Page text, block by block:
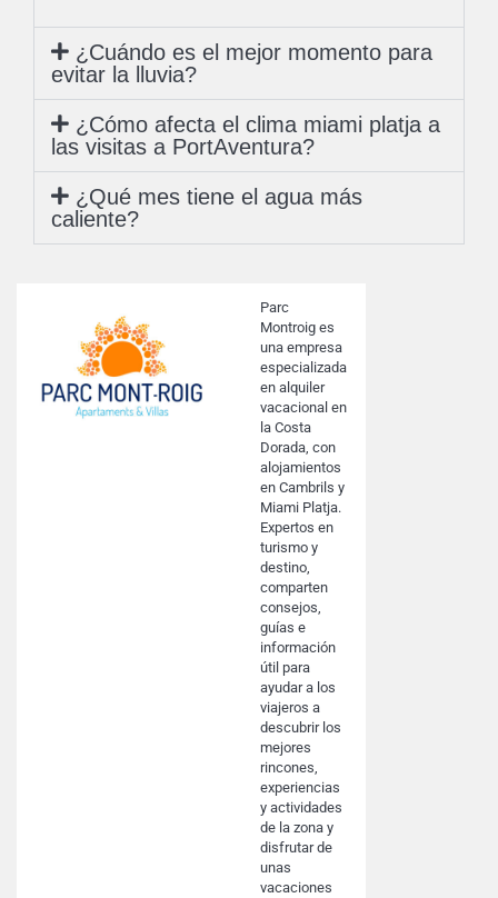
¿Cuándo es el mejor momento para
evitar la lluvia?
¿Cómo afecta el clima miami platja a
las visitas a PortAventura?
¿Qué mes tiene el agua más
caliente?
Parc
Montroig es
una empresa
especializada
en alquiler
vacacional en
la Costa
Dorada, con
alojamientos
en Cambrils y
Miami Platja.
Expertos en
turismo y
destino,
comparten
consejos,
guías e
información
útil para
ayudar a los
viajeros a
descubrir los
mejores
rincones,
experiencias
y actividades
de la zona y
disfrutar de
unas
vacaciones